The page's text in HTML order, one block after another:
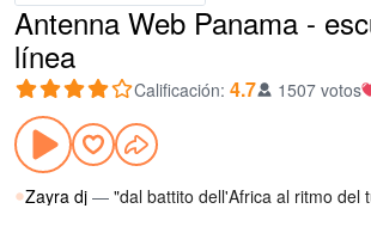
Antenna Web Panama -
línea
Calificación: 4.7 1507 votos
Zayra dj — "dal battito dell'Africa al ritmo del